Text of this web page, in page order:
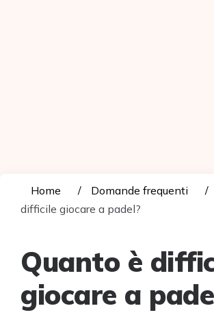
Home Domande frequenti
difficile giocare a padel?
Quanto è
giocare a